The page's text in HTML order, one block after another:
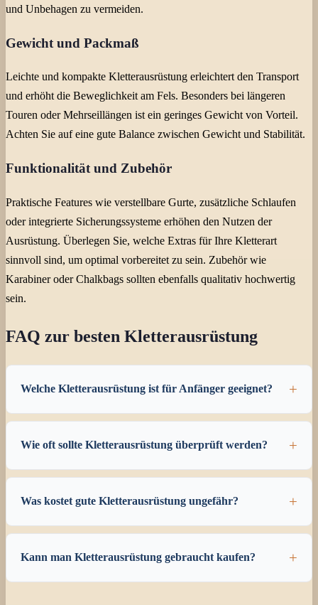
und Unbehagen zu vermeiden.
Gewicht und Packmaß
Leichte und kompakte Kletterausrüstung erleichtert den Transport
und erhöht die Beweglichkeit am Fels. Besonders bei längeren
Touren oder Mehrseillängen ist ein geringes Gewicht von Vorteil.
Achten Sie auf eine gute Balance zwischen Gewicht und Stabilität.
Funktionalität und Zubehör
Praktische Features wie verstellbare Gurte, zusätzliche Schlaufen
oder integrierte Sicherungssysteme erhöhen den Nutzen der
Ausrüstung. Überlegen Sie, welche Extras für Ihre Kletterart
sinnvoll sind, um optimal vorbereitet zu sein. Zubehör wie
Karabiner oder Chalkbags sollten ebenfalls qualitativ hochwertig
sein.
FAQ zur besten Kletterausrüstung
Welche Kletterausrüstung ist für Anfänger geeignet?
Wie oft sollte Kletterausrüstung überprüft werden?
Was kostet gute Kletterausrüstung ungefähr?
Kann man Kletterausrüstung gebraucht kaufen?